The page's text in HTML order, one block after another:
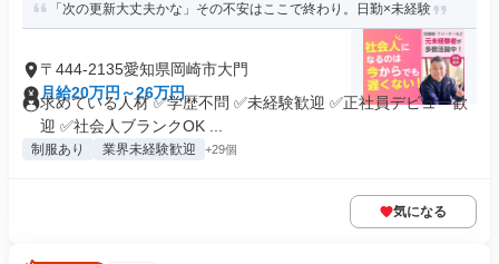
「次の更新大丈夫かな」その不安はここで終わり。日勤×未経験
〒444-2135愛知県岡崎市大門
月給20万円～26万円
求めている人材 ✅学歴不問 ✅未経験歓迎 ✅正社員デビュー歓
迎 ✅社会人ブランクOK ...
制服あり 業界未経験歓迎 +29個
気になる